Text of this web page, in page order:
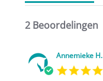
2 Beoordelingen
Annemieke H.